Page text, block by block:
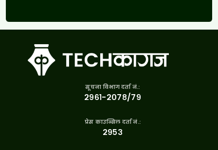
सूचना विभाग दर्ता नं.:
२९६१-२०७८/७९
प्रेस काउन्सिल दर्ता नं.:
२९५३